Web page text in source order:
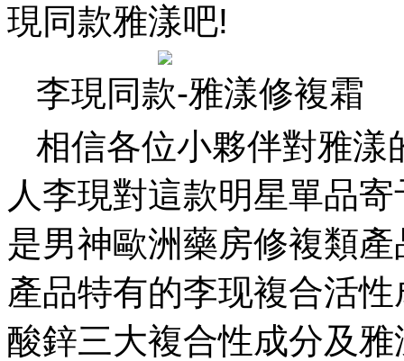
現同款雅漾吧!
李現同款-雅漾修複霜
相信各位小夥伴對雅漾
人李現對這款明星單品寄
是男神歐洲藥房修複類產
產品特有的李现複合活性成
酸鋅三大複合性成分及